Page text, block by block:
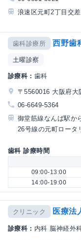
浪速区元町2丁目交
歯科診療所 西野歯
土曜診察
診療科： 歯科
〒5560016 大阪府大
06-6649-5364
御堂筋線なんば駅か
26号線の元町ロータ
歯科 診療時間
09:00-13:00
14:00-19:00
クリニック 医療法
診療科： 内科 脳神経外